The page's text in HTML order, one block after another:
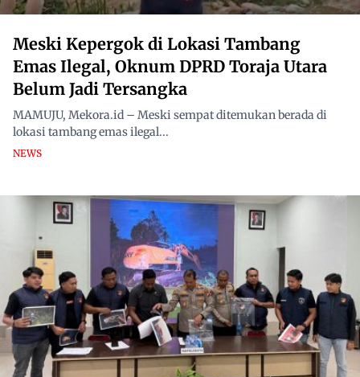
Meski Kepergok di Lokasi Tambang
Emas Ilegal, Oknum DPRD Toraja Utara
Belum Jadi Tersangka
MAMUJU, Mekora.id – Meski sempat ditemukan berada di
lokasi tambang emas ilegal...
NEWS